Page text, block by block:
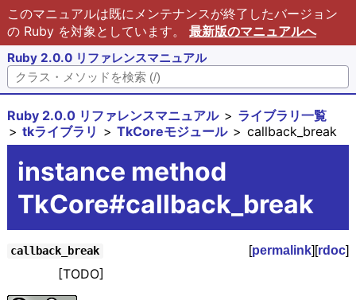
このマニュアルは既にメンテナンスが終了したバージョン
の Ruby を対象としています。 最新版のマニュアルへ
Ruby 2.0.0 リファレンスマニュアル
Ruby 2.0.0 リファレンスマニュアル
ライブラリ一覧
tkライブラリ
TkCoreモジュール callback_break
instance method
TkCore#callback_break
callback_break [permalink][rdoc]
[TODO]